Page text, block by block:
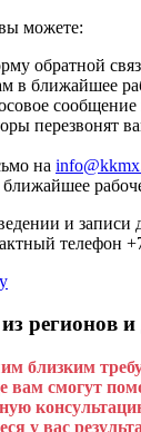
можете:
обратной
в ближайшее
сообщение
перезвонят
на
ближайшее
и записи
телефон
регионов и
близким
вам смогут
у вас